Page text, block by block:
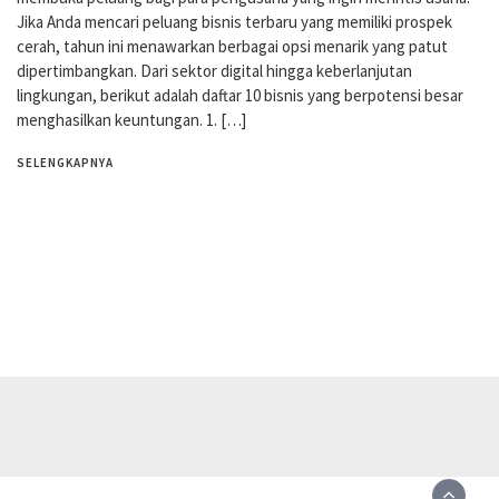
Jika Anda mencari peluang bisnis terbaru yang memiliki prospek
cerah, tahun ini menawarkan berbagai opsi menarik yang patut
dipertimbangkan. Dari sektor digital hingga keberlanjutan
lingkungan, berikut adalah daftar 10 bisnis yang berpotensi besar
menghasilkan keuntungan. 1. […]
SELENGKAPNYA